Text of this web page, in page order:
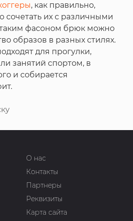
, как правильно,
сочетать их с различными
фасоном брюк можно
образов в разных стилях.
для прогулки,
занятий спортом, в
и собирается
О нас
Контакты
Партнеры
Реквизиты
Карта сайта